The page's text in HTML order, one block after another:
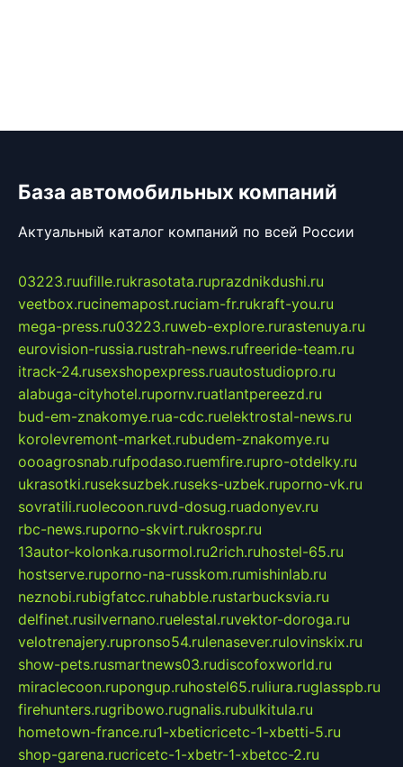
База автомобильных компаний
Актуальный каталог компаний по всей России
03223.ruufille.rukrasotata.ruprazdnikdushi.ru
veetbox.rucinemapost.ruciam-fr.rukraft-you.ru
mega-press.ru03223.ruweb-explore.rurastenuya.ru
eurovision-russia.rustrah-news.rufreeride-team.ru
itrack-24.rusexshopexpress.ruautostudiopro.ru
alabuga-cityhotel.rupornv.ruatlantpereezd.ru
bud-em-znakomye.rua-cdc.ruelektrostal-news.ru
korolevremont-market.rubudem-znakomye.ru
oooagrosnab.rufpodaso.ruemfire.rupro-otdelky.ru
ukrasotki.ruseksuzbek.ruseks-uzbek.ruporno-vk.ru
sovratili.ruolecoon.ruvd-dosug.ruadonyev.ru
rbc-news.ruporno-skvirt.rukrospr.ru
13autor-kolonka.rusormol.ru2rich.ruhostel-65.ru
hostserve.ruporno-na-russkom.rumishinlab.ru
neznobi.rubigfatcc.ruhabble.rustarbucksvia.ru
delfinet.rusilvernano.ruelestal.ruvektor-doroga.ru
velotrenajery.rupronso54.rulenasever.rulovinskix.ru
show-pets.rusmartnews03.rudiscofoxworld.ru
miraclecoon.rupongup.ruhostel65.ruliura.ruglasspb.ru
firehunters.rugribowo.rugnalis.rubulkitula.ru
hometown-france.ru1-xbeticricetc-1-xbetti-5.ru
shop-garena.rucricetc-1-xbetr-1-xbetcc-2.ru